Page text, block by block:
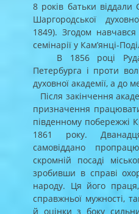
8 років батьки віддали
Шаргородської
1849). Згодом навчався
семінарії у Кам’янці-
В 1856 році
Петербурга і проти
духовної академії, а до
Після закінчення
призначення
південному побережжі
1861 року.
самовіддано
скромній посаді
зробивши в справі
народу. Ця його
справжньої мужності,
й оцінки з боку